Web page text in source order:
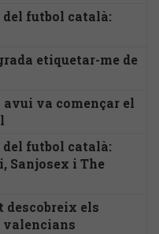
del futbol català:
etiquetar-me de
avui va començar el
del futbol català:
Sanjosex i The
descobreix els
valencians